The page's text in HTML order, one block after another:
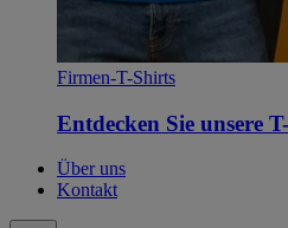
Firmen-T-Shirts
Entdecken Sie unsere
Über uns
Kontakt